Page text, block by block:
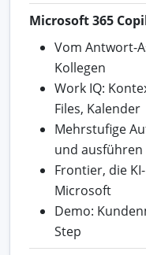
Microsoft 365
Vom Antwort-
Kollegen
Work IQ:
Files, Kalender
Mehrstufige
und ausführen
Frontier, die
Microsoft
Demo:
Step